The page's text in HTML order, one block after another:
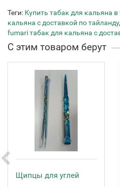
Теги: Купить табак для кальяна в
кальяна с доставкой по тайланду,
fumari табак для кальяна с
С этим товаром берут
Щипцы для углей